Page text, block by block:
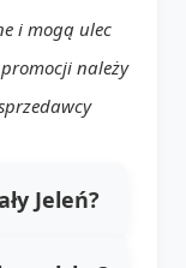
i mogą ulec
należy
Jeleń?